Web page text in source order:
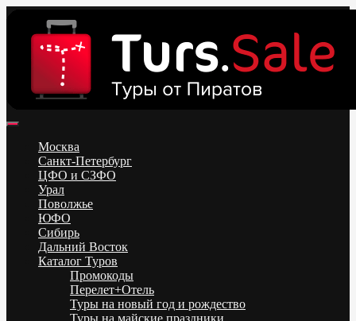
content
Низкие цены на путевки 3-7-10 ночей все включено, отдых на
море. Распродажа экскурсионных и горнолыжных туров.
Обновление каждый день. Официальный сайт Тур Сейл
Москва
Санкт-Петербург
ЦФО и СЗФО
Урал
Поволжье
ЮФО
Сибирь
Дальний Восток
Каталог Туров
Промокоды
Перелет+Отель
Туры на новый год и рождество
Туры на майские праздники